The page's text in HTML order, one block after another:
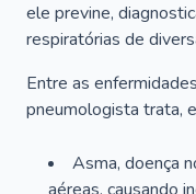
ele previne,
respiratórias de
Entre as
pneumologista trata,
Asma, doença